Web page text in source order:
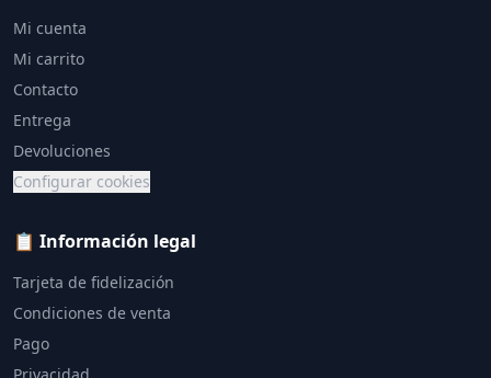
Mi cuenta
Mi carrito
Contacto
Entrega
Devoluciones
Configurar cookies
📋 Información legal
Tarjeta de fidelización
Condiciones de venta
Pago